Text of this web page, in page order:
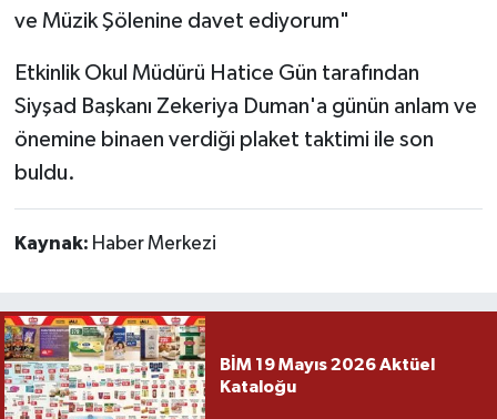
ve Müzik Şölenine davet ediyorum"
Etkinlik Okul Müdürü Hatice Gün tarafından
Siyşad Başkanı Zekeriya Duman'a günün anlam ve
önemine binaen verdiği plaket taktimi ile son
buldu.
Kaynak: Haber Merkezi
BİM 19 Mayıs 2026 Aktüel
Kataloğu